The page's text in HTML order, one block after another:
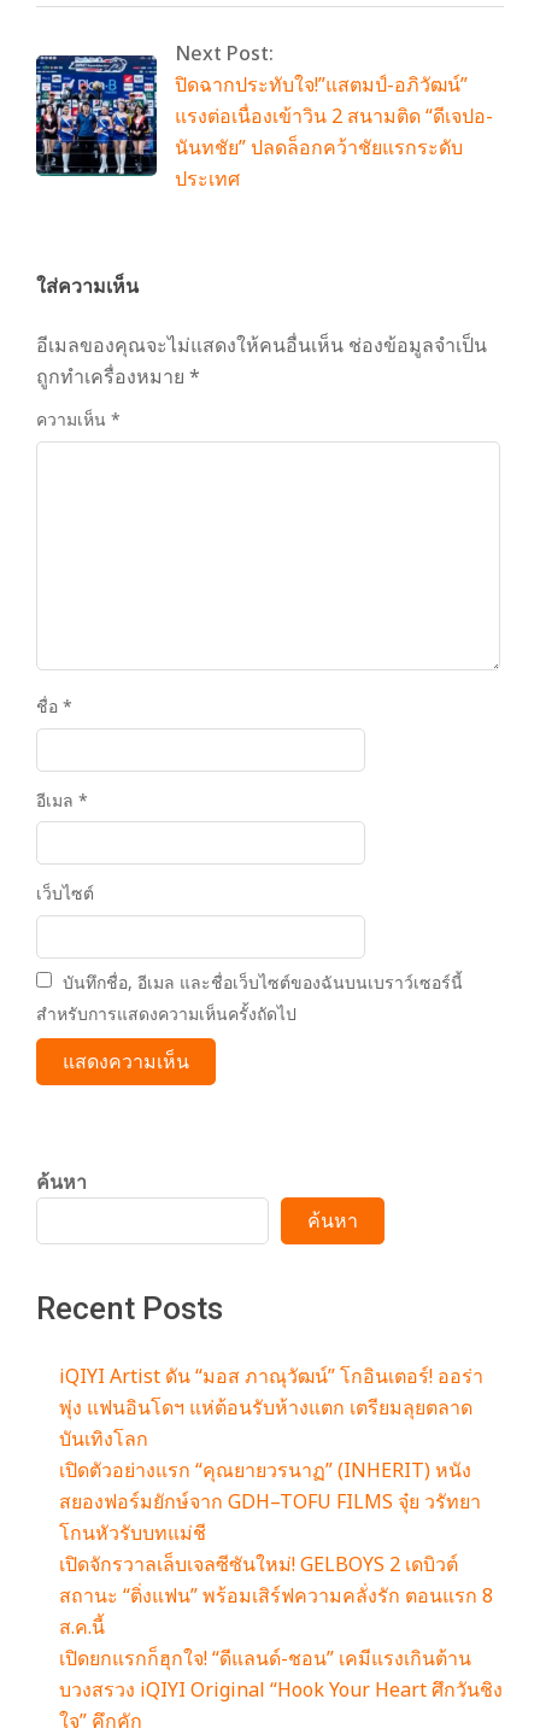
Next Post:
ปิดฉากประทับใจ!”แสตมป์-อภิวัฒน์”
แรงต่อเนื่องเข้าวิน 2 สนามติด “ดีเจปอ-
นันทชัย” ปลดล็อกคว้าชัยแรกระดับ
ประเทศ
ใส่ความเห็น
อีเมลของคุณจะไม่แสดงให้คนอื่นเห็น ช่องข้อมูลจำเป็น
ถูกทำเครื่องหมาย *
ความเห็น *
ชื่อ *
อีเมล *
เว็บไซต์
บันทึกชื่อ, อีเมล และชื่อเว็บไซต์ของฉันบนเบราว์เซอร์นี้
สำหรับการแสดงความเห็นครั้งถัดไป
ค้นหา
ค้นหา
Recent Posts
iQIYI Artist ดัน “มอส ภาณุวัฒน์” โกอินเตอร์! ออร่า
พุ่ง แฟนอินโดฯ แห่ต้อนรับห้างแตก เตรียมลุยตลาด
บันเทิงโลก
เปิดตัวอย่างแรก “คุณยายวรนาฏ” (INHERIT) หนัง
สยองฟอร์มยักษ์จาก GDH–TOFU FILMS จุ๋ย วรัทยา
โกนหัวรับบทแม่ชี
เปิดจักรวาลเล็บเจลซีซันใหม่! GELBOYS 2 เดบิวต์
สถานะ “ติ่งแฟน” พร้อมเสิร์ฟความคลั่งรัก ตอนแรก 8
ส.ค.นี้
เปิดยกแรกก็ฮุกใจ! “ดีแลนด์-ชอน” เคมีแรงเกินต้าน
บวงสรวง iQIYI Original “Hook Your Heart ศึกวันชิง
ใจ” คึกคัก